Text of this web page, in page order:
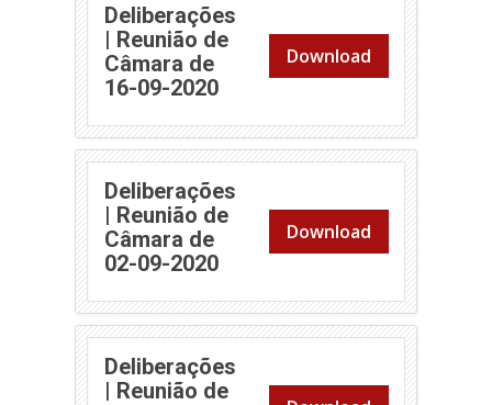
Deliberações
| Reunião de
Câmara de
16-09-2020(abre em nova janela)
Download
Deliberações
| Reunião de
Câmara de
02-09-2020(abre em nova janela)
Download
Deliberações
| Reunião de